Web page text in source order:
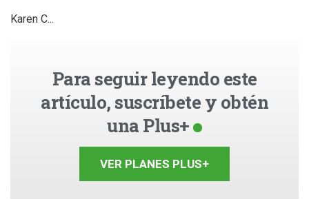
Karen C...
Para seguir leyendo este
artículo, suscríbete y obtén
una Plus+
VER PLANES PLUS+